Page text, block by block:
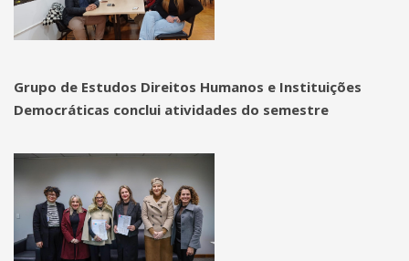
Grupo de Estudos Direitos Humanos e Instituições
Democráticas conclui atividades do semestre